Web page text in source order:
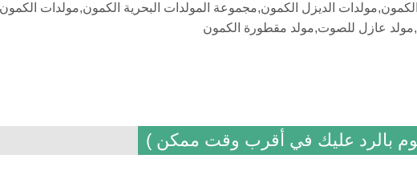
الديزل الكمون,مجموعة المولدات البحرية الكمون,مولدات
عازل للصوت,مولد مقطورة الكمون
بالرد عليك في أقرب وقت ممكن )